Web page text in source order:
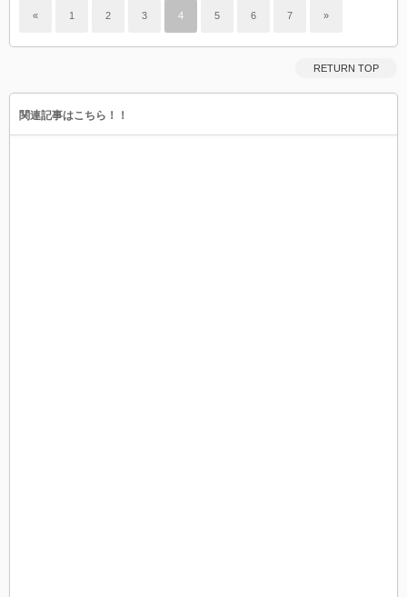
« 1 2 3 4 5 6 7 »
RETURN TOP
関連記事はこちら！！